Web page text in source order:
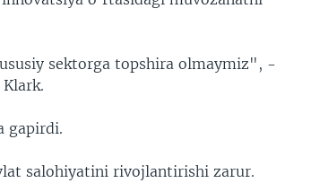
sektorga topshira olmaymiz", -
gapirdi.
salohiyatini rivojlantirishi zarur.